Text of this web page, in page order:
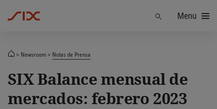
Menu
Newsroom Notas de Prensa
SIX Balance mensual de
mercados: febrero 2023